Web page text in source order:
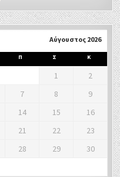
Αύγουστος 2026
Π Σ Κ
1
2
7 8
9
14 15
16
21 22
23
28 29
30